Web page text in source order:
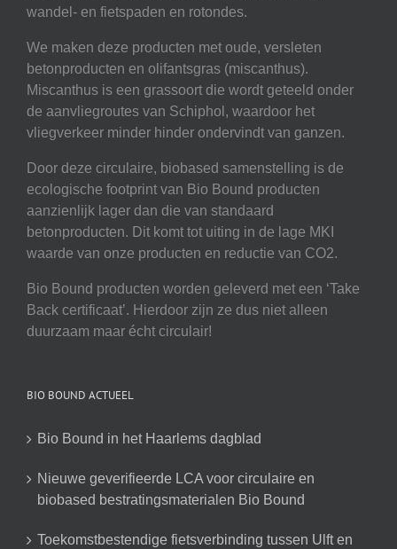
wandel- en fietspaden en rotondes.
We maken deze producten met oude, versleten
betonproducten en olifantsgras (miscanthus).
Miscanthus is een grassoort die wordt geteeld onder
de aanvliegroutes van Schiphol, waardoor het
vliegverkeer minder hinder ondervindt van ganzen.
Door deze circulaire, biobased samenstelling is de
ecologische footprint van Bio Bound producten
aanzienlijk lager dan die van standaard
betonproducten. Dit komt tot uiting in de lage MKI
waarde van onze producten en reductie van CO2.
Bio Bound producten worden geleverd met een ‘Take
Back certificaat’. Hierdoor zijn ze dus niet alleen
duurzaam maar écht circulair!
BIO BOUND ACTUEEL
Bio Bound in het Haarlems dagblad
Nieuwe geverifieerde LCA voor circulaire en
biobased bestratingsmaterialen Bio Bound
Toekomstbestendige fietsverbinding tussen Ulft en